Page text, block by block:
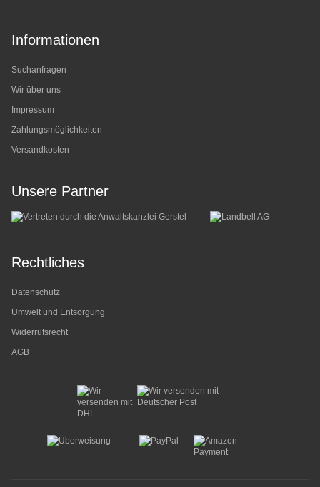
Informationen
Suchanfragen
Wir über uns
Impressum
Zahlungsmöglichkeiten
Versandkosten
Unsere Partner
Rechtliches
Datenschutz
Umwelt und Entsorgung
Widerrufsrecht
AGB